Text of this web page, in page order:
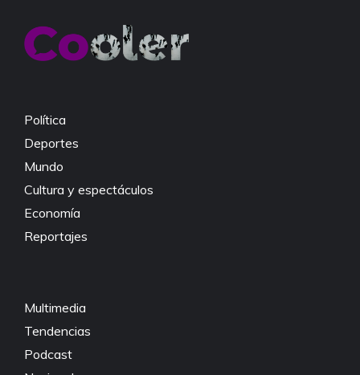
Política
Deportes
Mundo
Cultura y espectáculos
Economía
Reportajes
Multimedia
Tendencias
Podcast